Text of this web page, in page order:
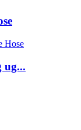
ug...